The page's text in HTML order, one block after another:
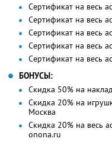
Сертификат на весь
Сертификат на весь
Сертификат на весь
Сертификат на весь
Сертификат на весь
БОНУСЫ:
Скидка 50% на
Скидка 20% на
Москва
Скидка 20% на весь
onona.ru